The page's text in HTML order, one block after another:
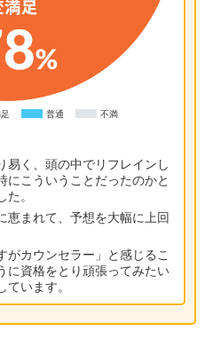
普通 不満
易く、頭の中でリフレインし
にこういうことだったのかと
。
恵まれて、予想を大幅に上回
がカウンセラー」と感じるこ
に資格をとり頑張ってみたい
ています。